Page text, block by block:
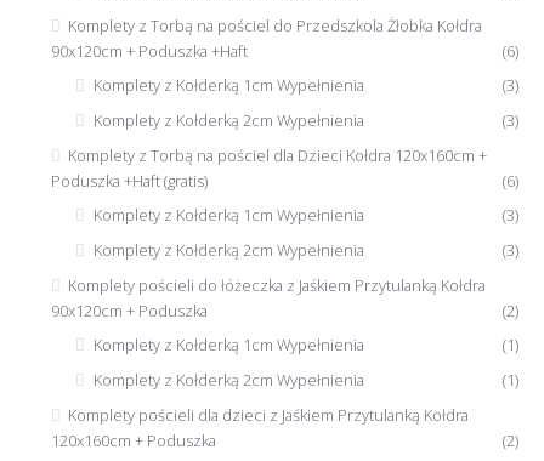
Komplety z Torbą na pościel do Przedszkola Żłobka Kołdra
90x120cm + Poduszka +Haft
(6)
Komplety z Kołderką 1cm Wypełnienia
(3)
Komplety z Kołderką 2cm Wypełnienia
(3)
Komplety z Torbą na pościel dla Dzieci Kołdra 120x160cm +
Poduszka +Haft (gratis)
(6)
Komplety z Kołderką 1cm Wypełnienia
(3)
Komplety z Kołderką 2cm Wypełnienia
(3)
Komplety pościeli do łóżeczka z Jaśkiem Przytulanką Kołdra
90x120cm + Poduszka
(2)
Komplety z Kołderką 1cm Wypełnienia
(1)
Komplety z Kołderką 2cm Wypełnienia
(1)
Komplety pościeli dla dzieci z Jaśkiem Przytulanką Kołdra
120x160cm + Poduszka
(2)